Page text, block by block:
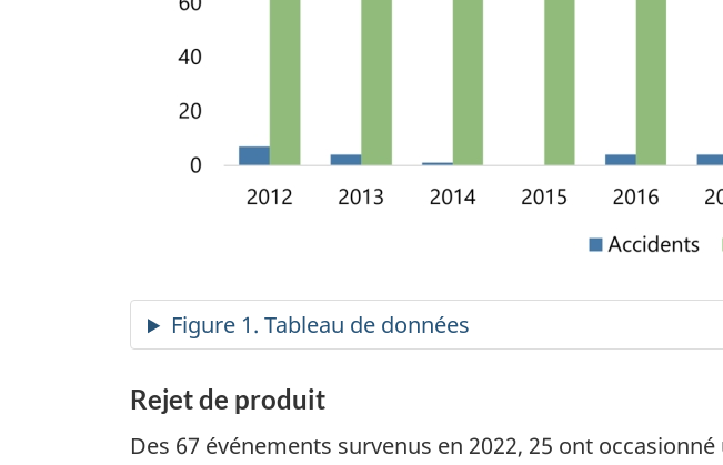
Rejet de produit
Des 67 événements survenus en 2022, 25 ont